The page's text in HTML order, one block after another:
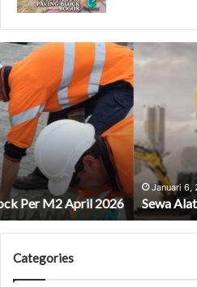
Sewa
Alat
Berat
Depok
Januari 6, 2026
Sewa Alat Berat Depok
Categories